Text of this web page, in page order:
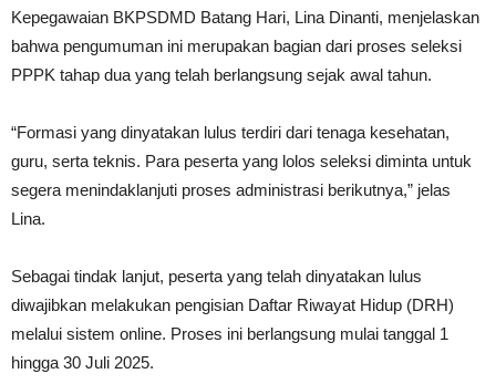
Kepegawaian BKPSDMD Batang Hari, Lina Dinanti, menjelaskan
bahwa pengumuman ini merupakan bagian dari proses seleksi
PPPK tahap dua yang telah berlangsung sejak awal tahun.
“Formasi yang dinyatakan lulus terdiri dari tenaga kesehatan,
guru, serta teknis. Para peserta yang lolos seleksi diminta untuk
segera menindaklanjuti proses administrasi berikutnya,” jelas
Lina.
Sebagai tindak lanjut, peserta yang telah dinyatakan lulus
diwajibkan melakukan pengisian Daftar Riwayat Hidup (DRH)
melalui sistem online. Proses ini berlangsung mulai tanggal 1
hingga 30 Juli 2025.